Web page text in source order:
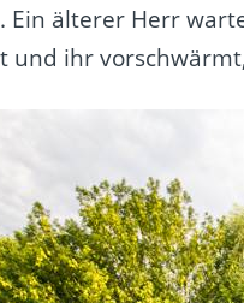
Ein älterer Herr
und ihr